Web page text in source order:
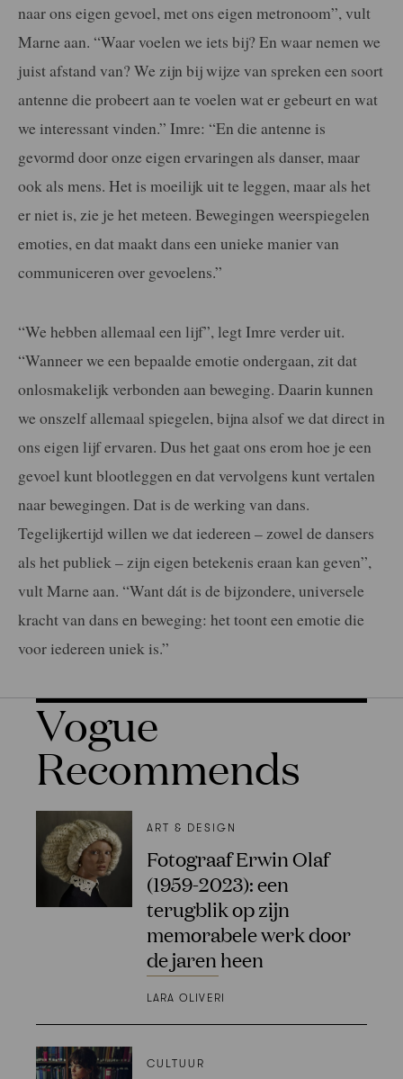
naar ons eigen gevoel, met ons eigen metronoom”, vult
Marne aan. “Waar voelen we iets bij? En waar nemen we
juist afstand van? We zijn bij wijze van spreken een soort
antenne die probeert aan te voelen wat er gebeurt en wat
we interessant vinden.” Imre: “En die antenne is
gevormd door onze eigen ervaringen als danser, maar
ook als mens. Het is moeilijk uit te leggen, maar als het
er niet is, zie je het meteen. Bewegingen weerspiegelen
emoties, en dat maakt dans een unieke manier van
communiceren over gevoelens.”
“We hebben allemaal een lijf”, legt Imre verder uit.
“Wanneer we een bepaalde emotie ondergaan, zit dat
onlosmakelijk verbonden aan beweging. Daarin kunnen
we onszelf allemaal spiegelen, bijna alsof we dat direct in
ons eigen lijf ervaren. Dus het gaat ons erom hoe je een
gevoel kunt blootleggen en dat vervolgens kunt vertalen
naar bewegingen. Dat is de werking van dans.
Tegelijkertijd willen we dat iedereen – zowel de dansers
als het publiek – zijn eigen betekenis eraan kan geven”,
vult Marne aan. “Want dát is de bijzondere, universele
kracht van dans en beweging: het toont een emotie die
voor iedereen uniek is.”
Vogue
Recommends
ART & DESIGN
Fotograaf Erwin Olaf
(1959-2023): een
terugblik op zijn
memorabele werk door
de jaren heen
LARA OLIVERI
CULTUUR